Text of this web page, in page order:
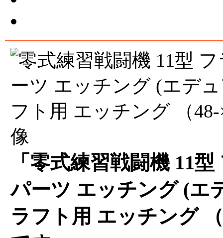
「零式練習戦闘機 11
パーツ エッチング (エ
ラフト用 エッチング